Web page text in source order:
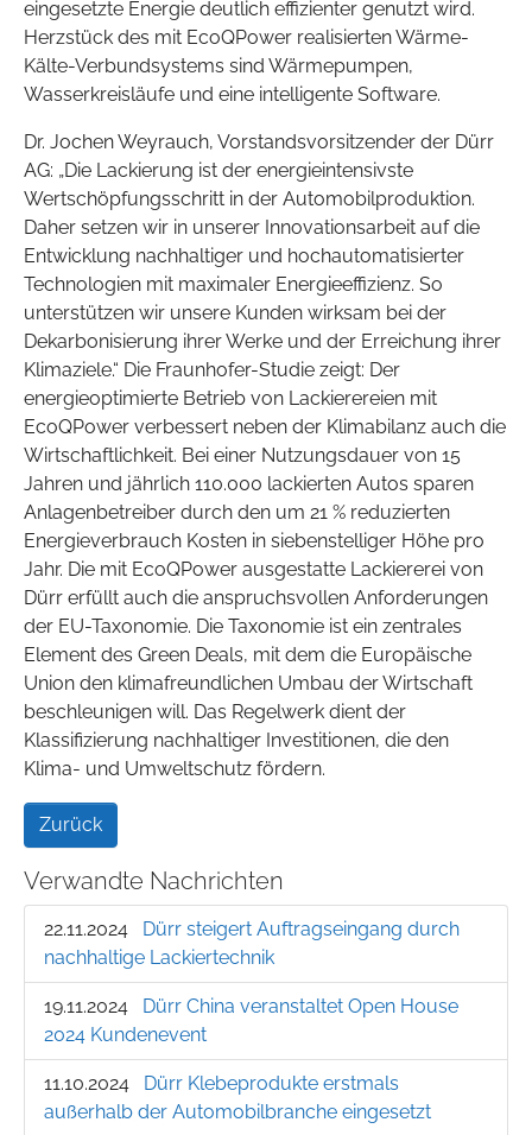
eingesetzte Energie deutlich effizienter genutzt wird.
Herzstück des mit EcoQPower realisierten Wärme-
Kälte-Verbundsystems sind Wärmepumpen,
Wasserkreisläufe und eine intelligente Software.
Dr. Jochen Weyrauch, Vorstandsvorsitzender der Dürr
AG: „Die Lackierung ist der energieintensivste
Wertschöpfungsschritt in der Automobilproduktion.
Daher setzen wir in unserer Innovationsarbeit auf die
Entwicklung nachhaltiger und hochautomatisierter
Technologien mit maximaler Energieeffizienz. So
unterstützen wir unsere Kunden wirksam bei der
Dekarbonisierung ihrer Werke und der Erreichung ihrer
Klimaziele.“ Die Fraunhofer-Studie zeigt: Der
energieoptimierte Betrieb von Lackierereien mit
EcoQPower verbessert neben der Klimabilanz auch die
Wirtschaftlichkeit. Bei einer Nutzungsdauer von 15
Jahren und jährlich 110.000 lackierten Autos sparen
Anlagenbetreiber durch den um 21 % reduzierten
Energieverbrauch Kosten in siebenstelliger Höhe pro
Jahr. Die mit EcoQPower ausgestatte Lackiererei von
Dürr erfüllt auch die anspruchsvollen Anforderungen
der EU-Taxonomie. Die Taxonomie ist ein zentrales
Element des Green Deals, mit dem die Europäische
Union den klimafreundlichen Umbau der Wirtschaft
beschleunigen will. Das Regelwerk dient der
Klassifizierung nachhaltiger Investitionen, die den
Klima- und Umweltschutz fördern.
Zurück
Verwandte Nachrichten
22.11.2024
Dürr steigert Auftragseingang durch
nachhaltige Lackiertechnik
19.11.2024
Dürr China veranstaltet Open House
2024 Kundenevent
11.10.2024
Dürr Klebeprodukte erstmals
außerhalb der Automobilbranche eingesetzt